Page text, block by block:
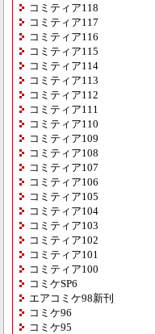
コミティア118
コミティア117
コミティア116
コミティア115
コミティア114
コミティア113
コミティア112
コミティア111
コミティア110
コミティア109
コミティア108
コミティア107
コミティア106
コミティア105
コミティア104
コミティア103
コミティア102
コミティア101
コミティア100
コミケSP6
エアコミケ98新刊
コミケ96
コミケ95